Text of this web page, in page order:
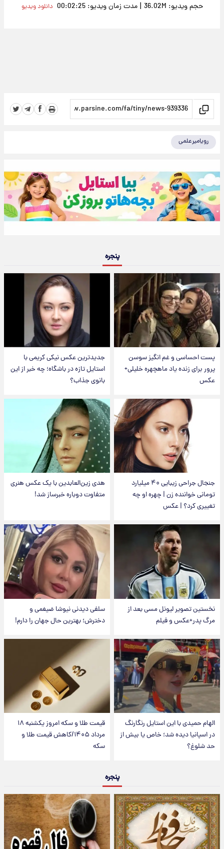
حجم ویدیو: 36.02M |مدت زمان ویدیو: 00:02:25 دانلود ویدیو
رویامیرعلمی
پنجره
پست احساسی و غم انگیز سوسن
پرور برای زنده یاد ماهچهره خلیلی+
عکس
جدیدترین عکس نیکی کریمی با
استایل تازه در باشگاه؛ چه خبر از این
بانوی جذاب؟
جنجال جراحی زیبایی ۴۰ میلیارد
تومانی خواننده زن | چهره او چه
تغییری کرد؟ | عکس
هدی زین‌العابدین با یک عکس هنری
متفاوت دوباره خبرساز شد!
نخستین تصویر لیونل مسی بعد از
مرگ پدر+عکس و فیلم
سلفی دیدنی نیوشا ضیغمی و
دخترش؛ بهترین حال جهان را دارم!
الهام حمیدی با این استایل رنگارنگ
در اسپانیا دیده شد؛ خاص یا بیش از
حد شلوغ؟
قیمت طلا و سکه امروز یکشنبه ۱۸
مرداد ۱۴۰۵/کاهش قیمت طلا و
سکه
پنجره